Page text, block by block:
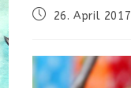
Beitrag26. April 2017